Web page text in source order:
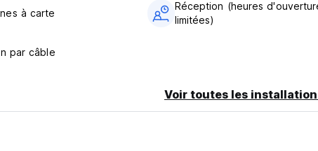
à carte
Réception (heures
limitées)
par câble
Voir toutes les